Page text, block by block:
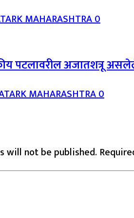
MAHARASHTRA0
पटलावरील अजातशत्रू
MAHARASHTRA0
will not be published.